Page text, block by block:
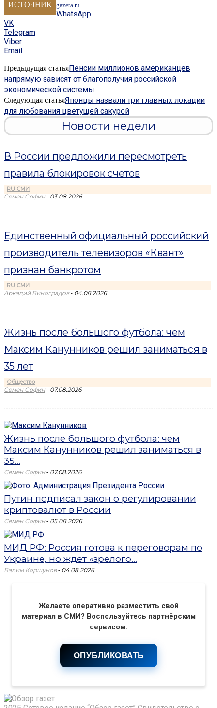
ИСТОЧНИК gazeta.ru
WhatsApp
VK
Telegram
Viber
Email
Предыдущая статьяПенсии миллионов американцев
напрямую зависят от благополучия российской
экономической системы
Следующая статьяЯпонцы назвали три главных локации
для любования цветущей сакурой
Новости недели
В России предложили пересмотреть
правила блокировок счетов
RU СМИ
Семен Софин - 03.08.2026
Единственный официальный российский
производитель телевизоров «Квант»
признан банкротом
RU СМИ
Аркадий Виноградов - 04.08.2026
Жизнь после большого футбола: чем
Максим Канунников решил заниматься в
35 лет
Общество
Семен Софин - 07.08.2026
Жизнь после большого футбола: чем
Максим Канунников решил заниматься в
35...
Семен Софин - 07.08.2026
Путин подписал закон о регулировании
криптовалют в России
Семен Софин - 05.08.2026
МИД РФ: Россия готова к переговорам по
Украине, но ждет «зрелого...
Вадим Коршунов - 04.08.2026
Желаете оперативно разместить свой
материал в СМИ? Воспользуйтесь партнёрским
сервисом.
ОПУБЛИКОВАТЬ